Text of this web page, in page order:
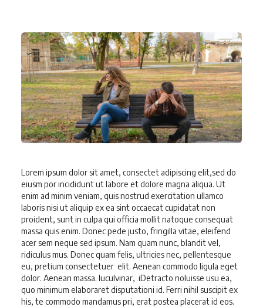
Lorem ipsum dolor sit amet, consectet adipiscing elit,sed do
eiusm por incididunt ut labore et dolore magna aliqua. Ut
enim ad minim veniam, quis nostrud exercitation ullamco
laboris nisi ut aliquip ex ea sint occaecat cupidatat non
proident, sunt in culpa qui officia mollit natoque consequat
massa quis enim. Donec pede justo, fringilla vitae, eleifend
acer sem neque sed ipsum. Nam quam nunc, blandit vel,
ridiculus mus. Donec quam felis, ultricies nec, pellentesque
eu, pretium consectetuer elit. Aenean commodo ligula eget
dolor. Aenean massa. luculvinar, iDetracto noluisse usu ea,
quo minimum elaboraret disputationi id. Ferri nihil suscipit ex
his, te commodo mandamus pri, erat postea placerat id eos.